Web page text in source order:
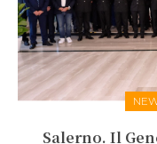
Salerno. Il